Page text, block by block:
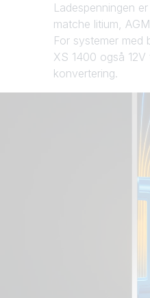
Ladespenningen
matche litium,
For systemer med
XS 1400 også
konvertering.